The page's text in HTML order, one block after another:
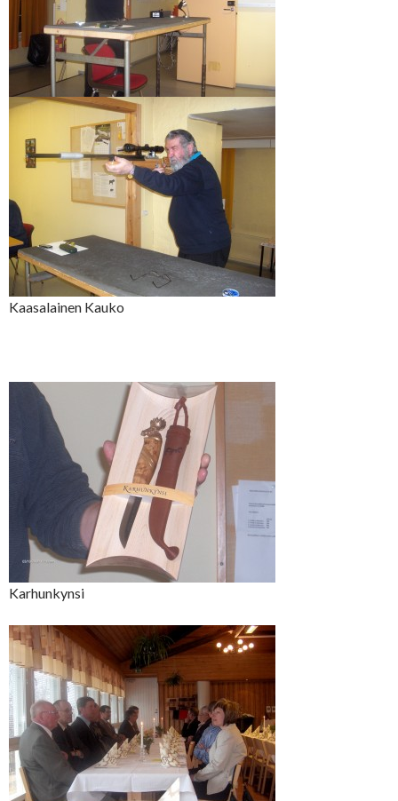
Kaasalainen Kauko
Karhunkynsi